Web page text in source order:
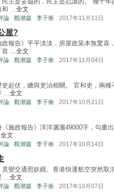
和 ...全文
論 觀潮篇 李子衝 2017年11月11日
屋?
報告》平平淡淡，房屋政策本無驚
首 ...全文
論 觀潮篇 李子衝 2017年11月04日
起伏，總與吏治相關。 官和吏，兩
...全文
論 觀潮篇 李子衝 2017年10月21日
施政報告》洋洋灑灑49000字，勾畫
全文
論 觀潮篇 李子衝 2017年10月14日
變交通照妖鏡。香港快運航空突然取
...全文
論 觀潮篇 李子衝 2017年10月07日